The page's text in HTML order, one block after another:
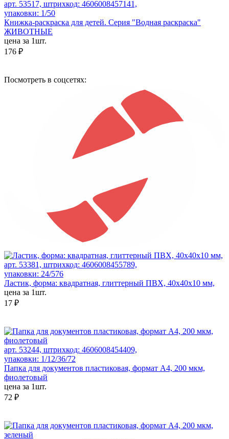
арт. 53517, штрихкод: 4606008457141,
упаковки: 1/50
Книжка-раскраска для детей. Серия "Водная раскраска"
ЖИВОТНЫЕ
цена за 1шт.
176 ₽
Посмотреть в соцсетях:
арт. 53381, штрихкод: 4606008455789,
упаковки: 24/576
Ластик, форма: квадратная, глиттерный ПВХ, 40x40x10 мм,
цена за 1шт.
17 ₽
арт. 53244, штрихкод: 4606008454409,
упаковки: 1/12/36/72
Папка для документов пластиковая, формат А4, 200 мкм,
фиолетовый
цена за 1шт.
72 ₽